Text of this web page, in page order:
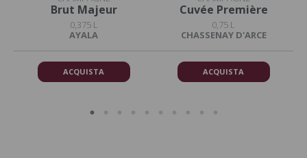
Brut Majeur
0,375 L
AYALA
ACQUISTA
Cuvée Première
0,75 L
CHASSENAY D'ARCE
ACQUISTA